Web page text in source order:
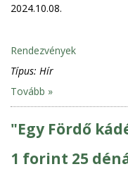
2024.10.08.
Rendezvények
Típus: Hír
Tovább »
"Egy Fördő
1 forint 25